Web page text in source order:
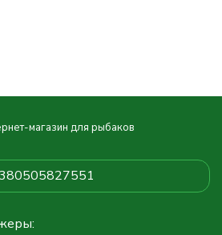
магазин для рыбаков